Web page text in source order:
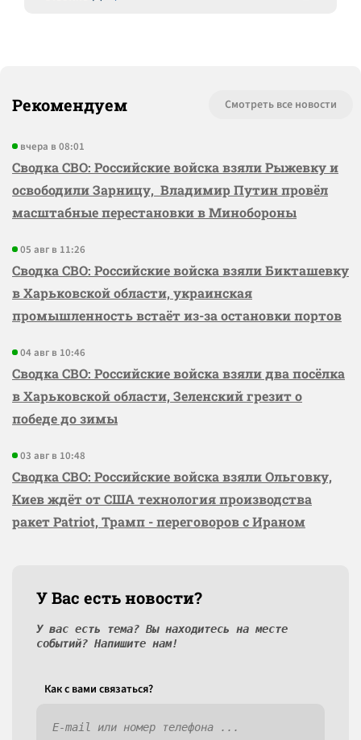
Рекомендуем Смотреть все новости
вчера в 08:01
Сводка СВО: Российские войска взяли Рыжевку и
освободили Зарницу, Владимир Путин провёл
масштабные перестановки в Минобороны
05 авг в 11:26
Сводка СВО: Российские войска взяли Бикташевку
в Харьковской области, украинская
промышленность встаёт из-за остановки портов
04 авг в 10:46
Сводка СВО: Российские войска взяли два посёлка
в Харьковской области, Зеленский грезит о
победе до зимы
03 авг в 10:48
Сводка СВО: Российские войска взяли Ольговку,
Киев ждёт от США технология производства
ракет Patriot, Трамп - переговоров с Ираном
У Вас есть новости?
У вас есть тема? Вы находитесь на месте
событий? Напишите нам!
Как c вами связаться?